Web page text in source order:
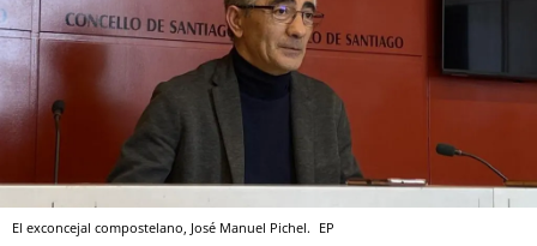
El exconcejal compostelano, José Manuel Pichel. EP